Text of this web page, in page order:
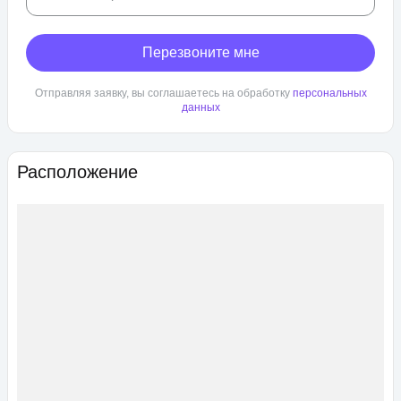
Расположение
Перезвоните мне
Отправляя заявку, вы соглашаетесь на обработку персональных
данных